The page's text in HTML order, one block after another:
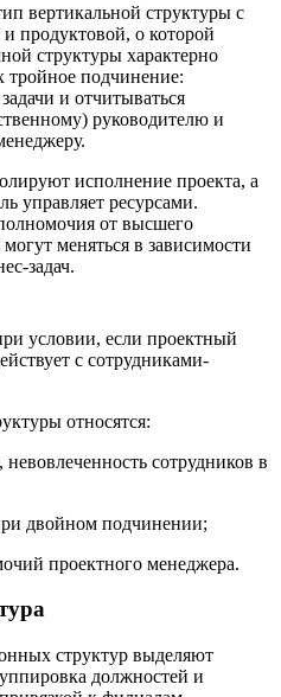
вертикальной структуры с
продуктовой, о которой
структуры характерно
тройное подчинение:
и отчитываться
руководителю и
исполнение проекта, а
управляет ресурсами.
от высшего
меняться в зависимости
задач.
условии, если проектный
с сотрудниками-
относятся:
сотрудников в
двойном подчинении;
проектного менеджера.
структур выделяют
должностей и